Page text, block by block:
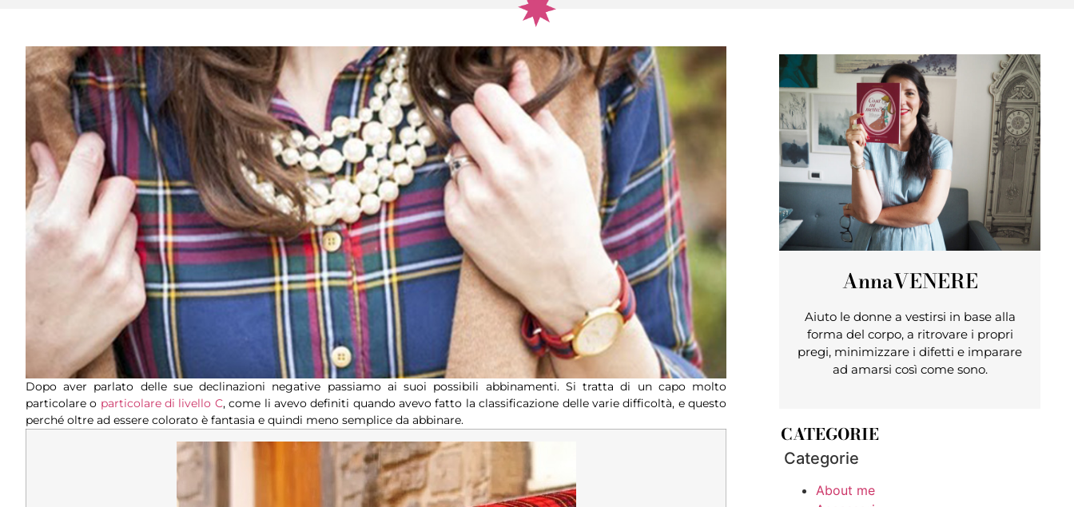
Dopo aver parlato delle sue declinazioni negative passiamo ai suoi possibili abbinamenti. Si tratta di un capo molto
particolare o particolare di livello C, come li avevo definiti quando avevo fatto la classificazione delle varie difficoltà, e questo
perché oltre ad essere colorato è fantasia e quindi meno semplice da abbinare.
AnnaVENERE
Aiuto le donne a vestirsi in base alla
forma del corpo, a ritrovare i propri
pregi, minimizzare i difetti e imparare
ad amarsi così come sono.
CATEGORIE
Categorie
About me